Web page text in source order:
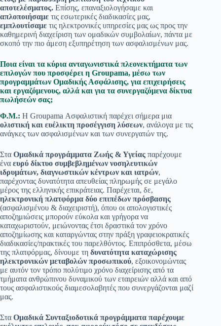
αποτελέσματος. Επίσης, επαναξιολογήσαμε και
απλοποιήσαμε τις εσωτερικές διαδικασίες μας,
εμπλουτίσαμε τις ηλεκτρονικές υπηρεσίες μας ως προς την
καθημερινή διαχείριση των ομαδικών συμβολαίων, πάντα με
σκοπό την πιο άμεση εξυπηρέτηση των ασφαλισμένων μας.
Ποια είναι τα κύρια ανταγωνιστικά πλεονεκτήματα των
επιλογών που προσφέρει η Groupama, μέσω των
προγραμμάτων Ομαδικής Ασφάλισης, για επιχειρήσεις
και εργαζόμενους, αλλά και για τα συνεργαζόμενα δίκτυα
πωλήσεών σας;
Φ.Μ.: Η Groupama Ασφαλιστική παρέχει σήμερα μια
ολιστική και ευέλικτη προσέγγιση λύσεων, ανάλογα με τις
ανάγκες των ασφαλισμένων και των συνεργατών της.
Στα Ομαδικά προγράμματα Ζωής & Υγείας παρέχουμε
ένα ευρύ δίκτυο συμβεβλημένων νοσηλευτικών
ιδρυμάτων, διαγνωστικών κέντρων και ιατρών,
παρέχοντας δυνατότητα απευθείας πληρωμής σε μεγάλο
μέρος της ελληνικής επικράτειας. Παρέχεται, δε,
ηλεκτρονική πλατφόρμα δύο επιπέδων πρόσβασης
(ασφαλισμένου & διαχειριστή), όπου οι απολογιστικές
αποζημιώσεις μπορούν εύκολα και γρήγορα να
καταχωριστούν, μειώνοντας έτσι δραστικά τον χρόνο
αποζημίωσης και καταργώντας στην πράξη γραφειοκρατικές
διαδικασίες/πρακτικές του παρελθόντος. Επιπρόσθετα, μέσω
της πλατφόρμας, δίνουμε τη δυνατότητα καταχώρισης
ηλεκτρονικών μεταβολών προσωπικού, εξοικονομώντας
με αυτόν τον τρόπο πολύτιμο χρόνο διαχείρισης από τα
τμήματα ανθρώπινου δυναμικού των εταιρειών αλλά και από
τους ασφαλιστικούς διαμεσολαβητές που συνεργάζονται μαζί
μας.
Στα Ομαδικά Συνταξιοδοτικά προγράμματα παρέχουμε